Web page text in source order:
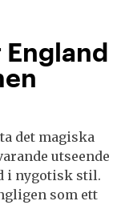
England
det magiska
utseende
i nygotisk stil.
som ett